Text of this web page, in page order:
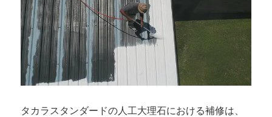
タカラスタンダードの人工大理石における補修は、